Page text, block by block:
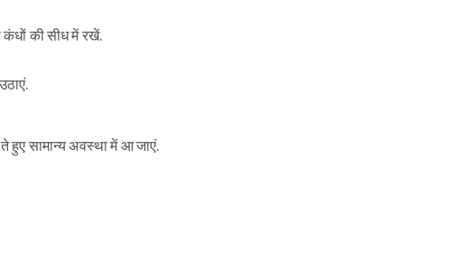
की सीध में रखें.
सामान्य अवस्था में आ जाएं.